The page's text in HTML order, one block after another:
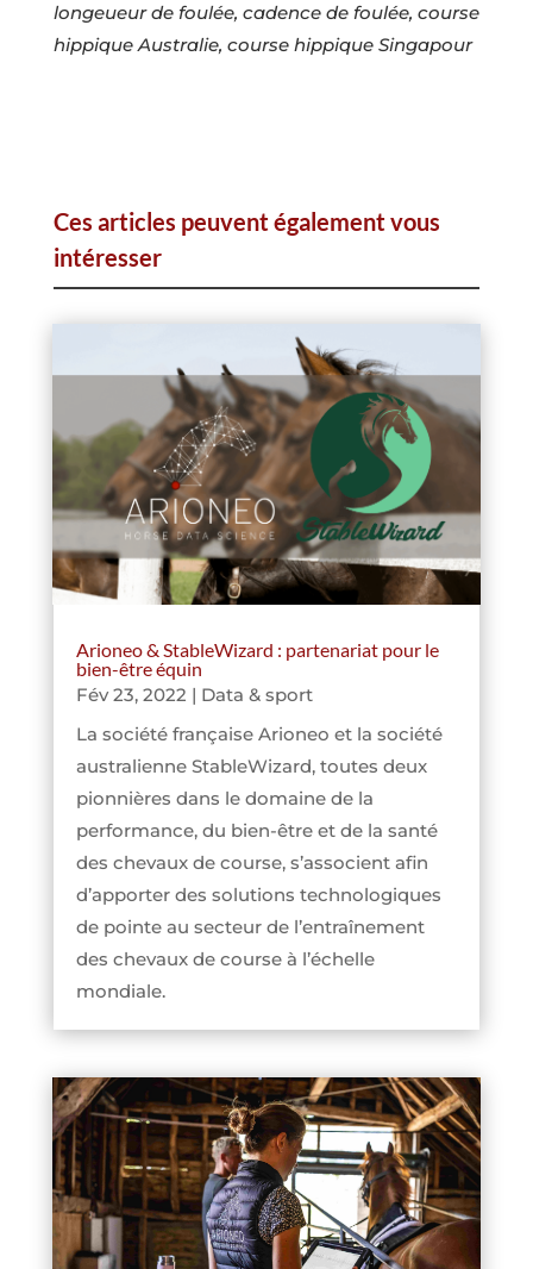
longeueur de foulée, cadence de foulée, course
hippique Australie, course hippique Singapour
Ces articles peuvent également vous
intéresser
Arioneo & StableWizard : partenariat pour le
bien-être équin
Fév 23, 2022 | Data & sport
La société française Arioneo et la société
australienne StableWizard, toutes deux
pionnières dans le domaine de la
performance, du bien-être et de la santé
des chevaux de course, s’associent afin
d’apporter des solutions technologiques
de pointe au secteur de l’entraînement
des chevaux de course à l’échelle
mondiale.